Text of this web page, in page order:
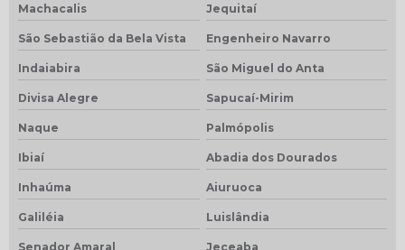
Machacalis Jequitaí
São Sebastião da Bela Vista Engenheiro Navarro
Indaiabira São Miguel do Anta
Divisa Alegre Sapucaí-Mirim
Naque Palmópolis
Ibiaí Abadia dos Dourados
Inhaúma Aiuruoca
Galiléia Luislândia
Senador Amaral Jeceaba